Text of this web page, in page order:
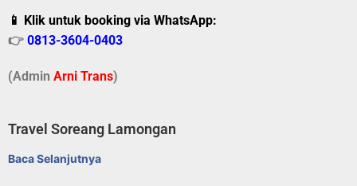
📱 Klik untuk booking via WhatsApp:
👉 0813-3604-0403
(Admin Arni Trans)
Travel Soreang Lamongan
Baca Selanjutnya